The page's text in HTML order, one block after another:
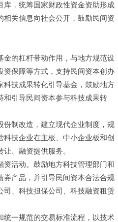
库，统筹国家财政性资金资助形成
关信息向社会公开，鼓励民间资
金的杠杆带动作用，与地方规范设
资保障等方式，支持民间资本创办
技成果转化引导基金，鼓励地方
和引导民间资本参与科技成果转
份制改造，建立现代企业制度，规
技企业在主板、中小企业板和创
、融资提供服务。
资活动。鼓励地方科技管理部门和
券产品，并引导民间资本合法合规
、科技担保公司、科技融资租赁
统一规范的交易标准流程，以技术